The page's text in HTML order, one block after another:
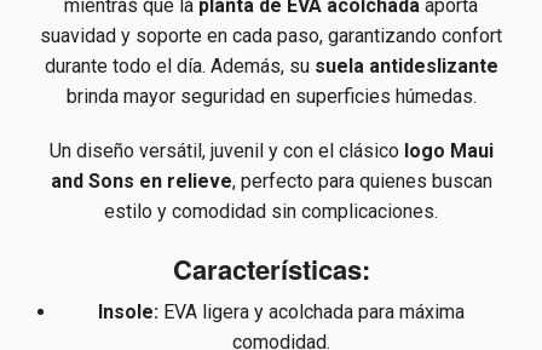
mientras que la planta de EVA acolchada aporta
suavidad y soporte en cada paso, garantizando confort
durante todo el día. Además, su suela antideslizante
brinda mayor seguridad en superficies húmedas.
Un diseño versátil, juvenil y con el clásico logo Maui
and Sons en relieve, perfecto para quienes buscan
estilo y comodidad sin complicaciones.
Características:
Insole: EVA ligera y acolchada para máxima
comodidad.